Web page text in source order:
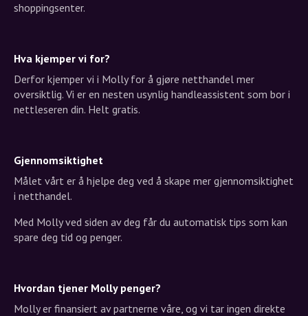
shoppingsenter.
Hva kjemper vi for?
Derfor kjemper vi i Molly for å gjøre netthandel mer
oversiktlig. Vi er en nesten usynlig handleassistent som bor i
nettleseren din. Helt gratis.
Gjennomsiktighet
Målet vårt er å hjelpe deg ved å skape mer gjennomsiktighet
i netthandel.
Med Molly ved siden av deg får du automatisk tips som kan
spare deg tid og penger.
Hvordan tjener Molly penger?
Molly er finansiert av partnerne våre, og vi tar ingen direkte